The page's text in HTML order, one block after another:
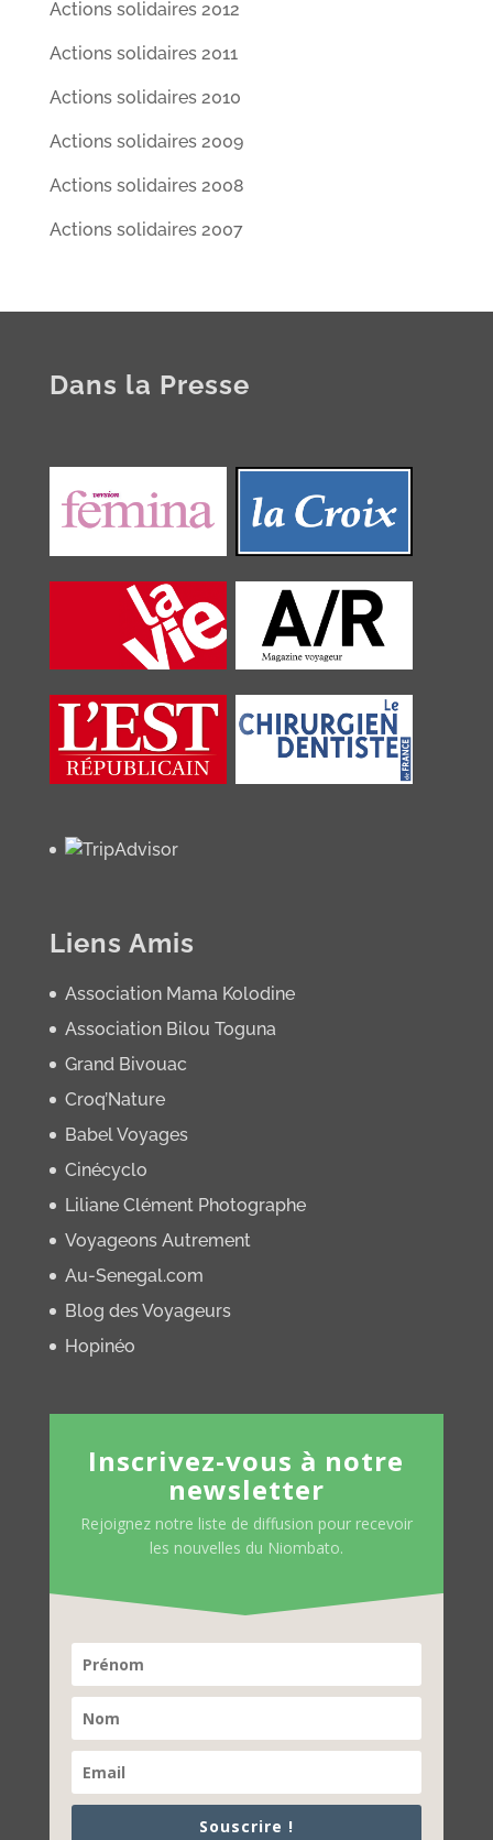
Actions solidaires 2012
Actions solidaires 2011
Actions solidaires 2010
Actions solidaires 2009
Actions solidaires 2008
Actions solidaires 2007
Dans la Presse
Liens Amis
Association Mama Kolodine
Association Bilou Toguna
Grand Bivouac
Croq’Nature
Babel Voyages
Cinécyclo
Liliane Clément Photographe
Voyageons Autrement
Au-Senegal.com
Blog des Voyageurs
Hopinéo
Inscrivez-vous à notre
newsletter
Rejoignez notre liste de diffusion pour recevoir
les nouvelles du Niombato.
Souscrire !